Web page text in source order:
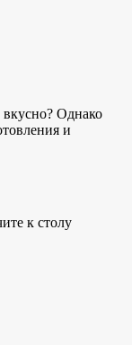
Однако
и
к столу